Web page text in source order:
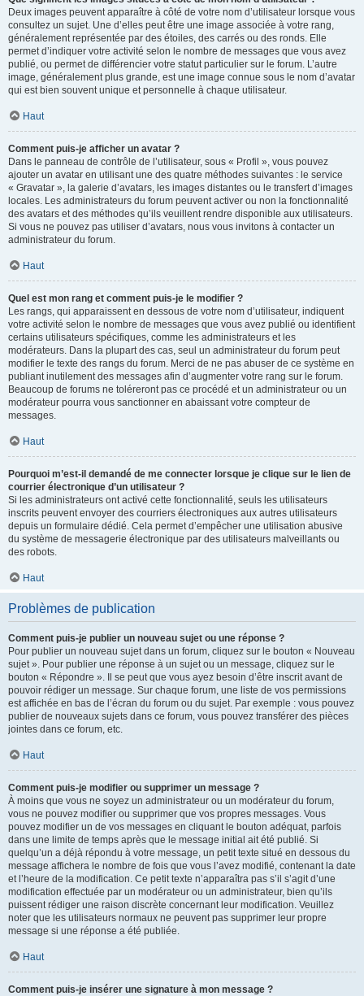
Deux images peuvent apparaître à côté de votre nom d’utilisateur lorsque vous
consultez un sujet. Une d’elles peut être une image associée à votre rang,
généralement représentée par des étoiles, des carrés ou des ronds. Elle
permet d’indiquer votre activité selon le nombre de messages que vous avez
publié, ou permet de différencier votre statut particulier sur le forum. L’autre
image, généralement plus grande, est une image connue sous le nom d’avatar
qui est bien souvent unique et personnelle à chaque utilisateur.
Haut
Comment puis-je afficher un avatar ?
Dans le panneau de contrôle de l’utilisateur, sous « Profil », vous pouvez
ajouter un avatar en utilisant une des quatre méthodes suivantes : le service
« Gravatar », la galerie d’avatars, les images distantes ou le transfert d’images
locales. Les administrateurs du forum peuvent activer ou non la fonctionnalité
des avatars et des méthodes qu’ils veuillent rendre disponible aux utilisateurs.
Si vous ne pouvez pas utiliser d’avatars, nous vous invitons à contacter un
administrateur du forum.
Haut
Quel est mon rang et comment puis-je le modifier ?
Les rangs, qui apparaissent en dessous de votre nom d’utilisateur, indiquent
votre activité selon le nombre de messages que vous avez publié ou identifient
certains utilisateurs spécifiques, comme les administrateurs et les
modérateurs. Dans la plupart des cas, seul un administrateur du forum peut
modifier le texte des rangs du forum. Merci de ne pas abuser de ce système en
publiant inutilement des messages afin d’augmenter votre rang sur le forum.
Beaucoup de forums ne toléreront pas ce procédé et un administrateur ou un
modérateur pourra vous sanctionner en abaissant votre compteur de
messages.
Haut
Pourquoi m’est-il demandé de me connecter lorsque je clique sur le lien de
courrier électronique d’un utilisateur ?
Si les administrateurs ont activé cette fonctionnalité, seuls les utilisateurs
inscrits peuvent envoyer des courriers électroniques aux autres utilisateurs
depuis un formulaire dédié. Cela permet d’empêcher une utilisation abusive
du système de messagerie électronique par des utilisateurs malveillants ou
des robots.
Haut
Problèmes de publication
Comment puis-je publier un nouveau sujet ou une réponse ?
Pour publier un nouveau sujet dans un forum, cliquez sur le bouton « Nouveau
sujet ». Pour publier une réponse à un sujet ou un message, cliquez sur le
bouton « Répondre ». Il se peut que vous ayez besoin d’être inscrit avant de
pouvoir rédiger un message. Sur chaque forum, une liste de vos permissions
est affichée en bas de l’écran du forum ou du sujet. Par exemple : vous pouvez
publier de nouveaux sujets dans ce forum, vous pouvez transférer des pièces
jointes dans ce forum, etc.
Haut
Comment puis-je modifier ou supprimer un message ?
À moins que vous ne soyez un administrateur ou un modérateur du forum,
vous ne pouvez modifier ou supprimer que vos propres messages. Vous
pouvez modifier un de vos messages en cliquant le bouton adéquat, parfois
dans une limite de temps après que le message initial ait été publié. Si
quelqu’un a déjà répondu à votre message, un petit texte situé en dessous du
message affichera le nombre de fois que vous l’avez modifié, contenant la date
et l’heure de la modification. Ce petit texte n’apparaîtra pas s’il s’agit d’une
modification effectuée par un modérateur ou un administrateur, bien qu’ils
puissent rédiger une raison discrète concernant leur modification. Veuillez
noter que les utilisateurs normaux ne peuvent pas supprimer leur propre
message si une réponse a été publiée.
Haut
Comment puis-je insérer une signature à mon message ?